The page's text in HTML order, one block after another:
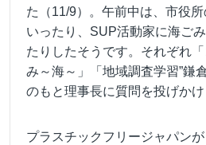
た（11/9）。午前中は、市役
いったり、SUP活動家に海ご
たりしたそうです。それぞれ
み～海～」「地域調査学習”鎌
のもと理事長に質問を投げかけ
プラスチックフリージャパン